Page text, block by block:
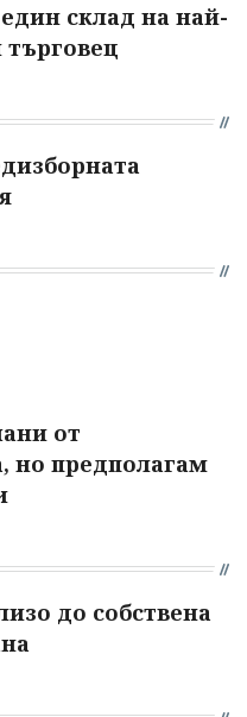
склад на най-
от
но предполагам
до собствена